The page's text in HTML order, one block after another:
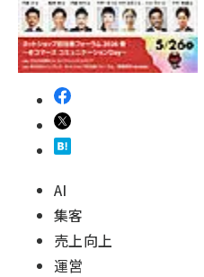
AI
集客
売上向上
運営